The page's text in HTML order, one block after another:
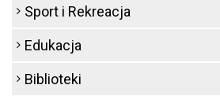
Sport i Rekreacja
Edukacja
Biblioteki